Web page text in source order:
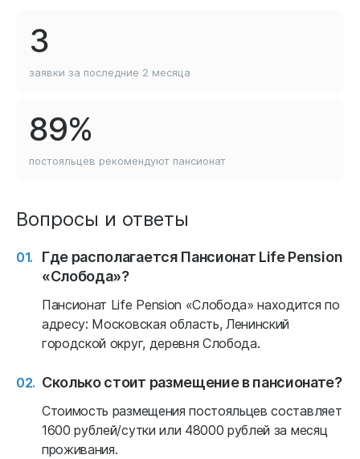
3
заявки за последние 2 месяца
89%
постояльцев рекомендуют пансионат
Вопросы и ответы
Где располагается Пансионат Life Pension
«Слобода»?
Пансионат Life Pension «Слобода» находится по
адресу: Московская область, Ленинский
городской округ, деревня Слобода.
Сколько стоит размещение в пансионате?
Стоимость размещения постояльцев составляет
1600 рублей/сутки или 48000 рублей за месяц
проживания.